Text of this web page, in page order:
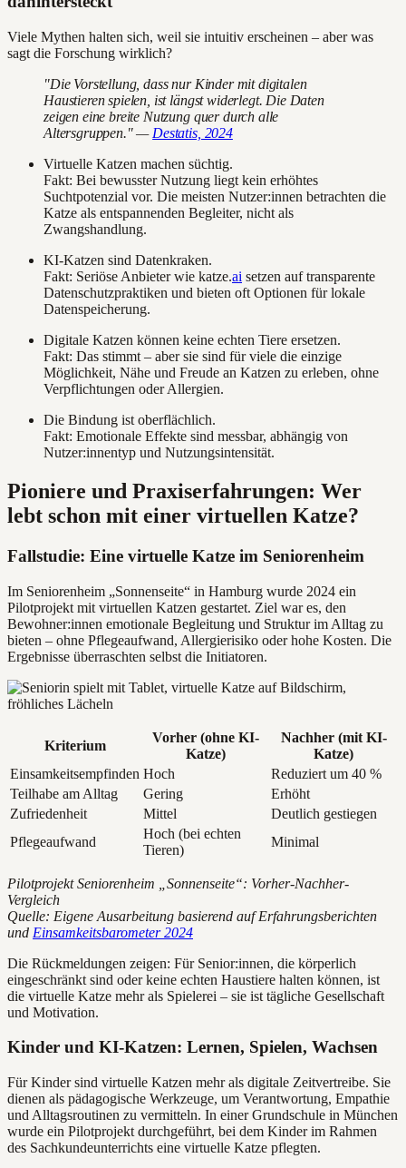
Viele Mythen halten sich, weil sie intuitiv erscheinen – aber was
sagt die Forschung wirklich?
"Die Vorstellung, dass nur Kinder mit digitalen
Haustieren spielen, ist längst widerlegt. Die Daten
zeigen eine breite Nutzung quer durch alle
Altersgruppen." — Destatis, 2024
Virtuelle Katzen machen süchtig.
Fakt: Bei bewusster Nutzung liegt kein erhöhtes
Suchtpotenzial vor. Die meisten Nutzer:innen betrachten die
Katze als entspannenden Begleiter, nicht als
Zwangshandlung.
KI-Katzen sind Datenkraken.
Fakt: Seriöse Anbieter wie katze.ai setzen auf transparente
Datenschutzpraktiken und bieten oft Optionen für lokale
Datenspeicherung.
Digitale Katzen können keine echten Tiere ersetzen.
Fakt: Das stimmt – aber sie sind für viele die einzige
Möglichkeit, Nähe und Freude an Katzen zu erleben, ohne
Verpflichtungen oder Allergien.
Die Bindung ist oberflächlich.
Fakt: Emotionale Effekte sind messbar, abhängig von
Nutzer:innentyp und Nutzungsintensität.
Pioniere und Praxiserfahrungen: Wer
lebt schon mit einer virtuellen Katze?
Fallstudie: Eine virtuelle Katze im Seniorenheim
Im Seniorenheim „Sonnenseite“ in Hamburg wurde 2024 ein
Pilotprojekt mit virtuellen Katzen gestartet. Ziel war es, den
Bewohner:innen emotionale Begleitung und Struktur im Alltag zu
bieten – ohne Pflegeaufwand, Allergierisiko oder hohe Kosten. Die
Ergebnisse überraschten selbst die Initiatoren.
Kriterium
Vorher (ohne KI-
Katze)
Nachher (mit KI-
Katze)
Einsamkeitsempfinden Hoch
Reduziert um 40 %
Teilhabe am Alltag
Gering
Erhöht
Zufriedenheit
Mittel
Deutlich gestiegen
Pflegeaufwand
Hoch (bei echten
Tieren)
Minimal
Pilotprojekt Seniorenheim „Sonnenseite“: Vorher-Nachher-
Vergleich
Quelle: Eigene Ausarbeitung basierend auf Erfahrungsberichten
und Einsamkeitsbarometer 2024
Die Rückmeldungen zeigen: Für Senior:innen, die körperlich
eingeschränkt sind oder keine echten Haustiere halten können, ist
die virtuelle Katze mehr als Spielerei – sie ist tägliche Gesellschaft
und Motivation.
Kinder und KI-Katzen: Lernen, Spielen, Wachsen
Für Kinder sind virtuelle Katzen mehr als digitale Zeitvertreibe. Sie
dienen als pädagogische Werkzeuge, um Verantwortung, Empathie
und Alltagsroutinen zu vermitteln. In einer Grundschule in München
wurde ein Pilotprojekt durchgeführt, bei dem Kinder im Rahmen
des Sachkundeunterrichts eine virtuelle Katze pflegten.